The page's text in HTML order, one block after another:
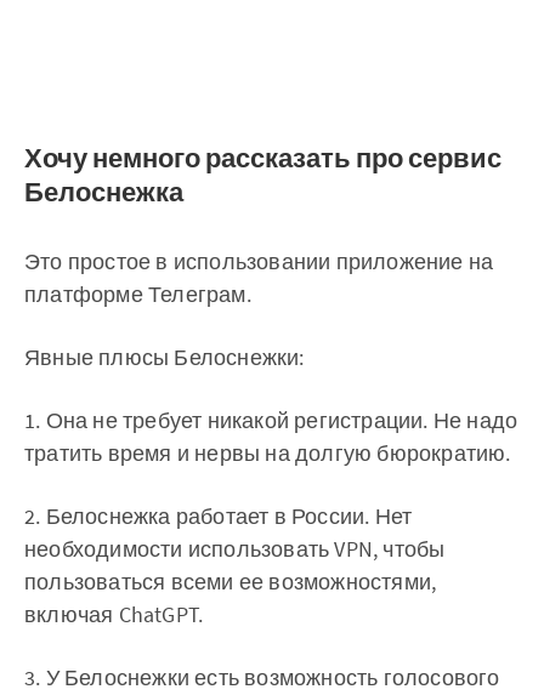
Хочу немного рассказать про сервис
Белоснежка
Это простое в использовании приложение на
платформе Телеграм.
Явные плюсы Белоснежки:
1. Она не требует никакой регистрации. Не надо
тратить время и нервы на долгую бюрократию.
2. Белоснежка работает в России. Нет
необходимости использовать VPN, чтобы
пользоваться всеми ее возможностями,
включая ChatGPT.
3. У Белоснежки есть возможность голосового